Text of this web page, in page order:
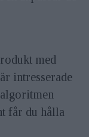
med
intresserade
får du hålla